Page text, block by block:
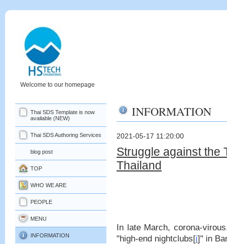
Welcome to our homepage
INFORMATION
2021-05-17 11:20:00
Struggle against the
Thailand
In late March, corona-
"high-end nightclubs[i]" in
Thai SDS Template is now
available (NEW)
Thai SDS Authoring Services
blog post
TOP
WHO WE ARE
PEOPLE
MENU
INFORMATION